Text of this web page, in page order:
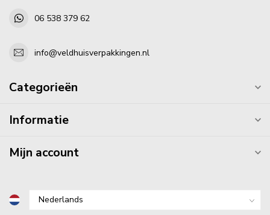
06 538 379 62
info@veldhuisverpakkingen.nl
Categorieën
Informatie
Mijn account